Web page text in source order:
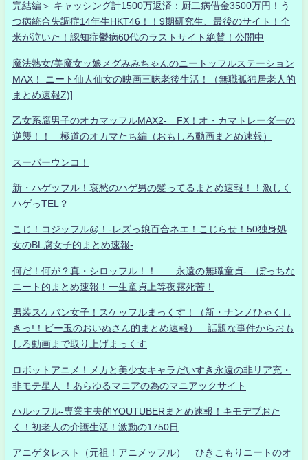
完結編＞ キャッシング計1500万返済：厨二病借金3500万円！う
つ病統合失調症14年生HKT46！！9期研究生、最後のサイト！全
米が泣いた！認知症鬱病60代のラストサイト絶賛！公開中
魔法熟女/美魔女ッ娘メグみみちゃんのニートッフルステーション
MAX！ ニート仙人仙女の映画三昧老後生活！（無職孤独居老人的
まとめ速報Z)]
乙女系腐男子のオカマッフルMAX2- FX！オ・カマトレーダーの
逆襲！！ 極道のオカマたち編（おもしろ動画まとめ速報）
スーパーウンコ！
新・ハゲッフル！哀愁のハゲ男の髪ってるまとめ速報！！激しく
ハゲっTEL？
こじ！コジッフル@！-レズっ娘百合ネエ！こじらせ！50独身処
女のBL腐女子的まとめ速報-
何だ！何が？真・シロッフル！！ 永遠の無職童貞- ぼっちな
ニート的まとめ速報！一生童貞上等夜露死苦！
男装スケバン女子！スケッフルまっくす！（新・ナンノひゃくし
きっ!！ビー玉のおいぬさん的まとめ速報） 話題な事件からおも
しろ動画まで取り上げまっくす
ロボットアニメ！メカと美少女キャラだいすき永遠の非リア充・
非モテ星人 ！あらゆるマニアの為のマニアックサイト
ハルッフル-専業主夫的YOUTUBERまとめ速報！キモデブおた
く！初老人の介護生活！激動の1750日
アニゲタレスト（元祖！アニメッフル） ひきこもりニートのオ